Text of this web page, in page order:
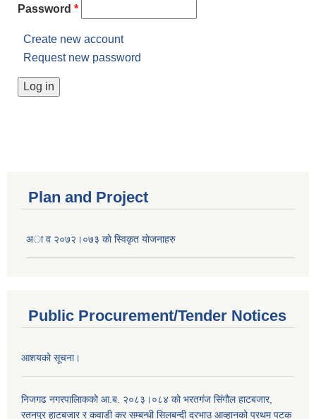
Password *
Create new account
Request new password
Plan and Project
अा व २०७२।०७३ काे स्विकृत याेजनाहरु
Public Procurement/Tender Notices
आशयको सूचना।
निजगढ नगरपालिाकको आ.ब. २०८३।०८४ को भरतगंज सिंगौल हाटबजार,
रतनपुर हाटबजार र कवाडी कर सम्बन्धी सिलबन्दी दरभाउ आव्हानको प्रथम पटक